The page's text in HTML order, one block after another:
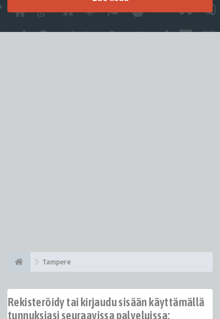
Tampere
Rekisteröidy tai kirjaudu sisään käyttämällä
tunnuksiasi seuraavissa palveluissa: